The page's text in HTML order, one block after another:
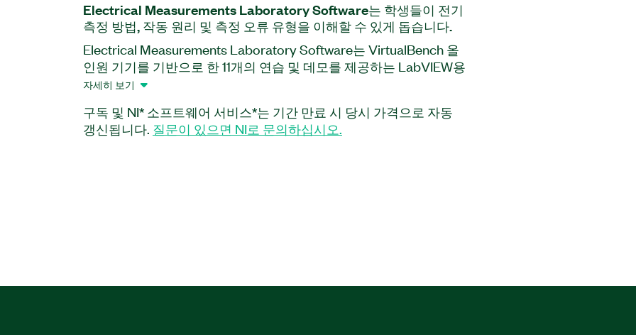
Electrical Measurements Laboratory Software는 학생들이 전기
측정 방법, 작동 원리 및 측정 오류 유형을 이해할 수 있게 돕습니다.
Electrical Measurements Laboratory Software는 VirtualBench 올
인원 기기를 기반으로 한 11개의 연습 및 데모를 제공하는 LabVIEW용
소프트웨어 애드온입니다. 이 애드온은 학생들이 전압계, 전류계, 디
도록 합니다. Electrical Measurements Laboratory Software는 학생
들이 전압과 전류를 측정하는 직간접적인 방법을 탐구하고 전기 저항
자세히 보기
구독 및 NI* 소프트웨어 서비스*는 기간 만료 시 당시 가격으로 자동
갱신됩니다. 질문이 있으면 NI로 문의하십시오.